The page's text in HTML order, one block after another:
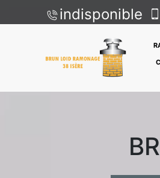
indisponible